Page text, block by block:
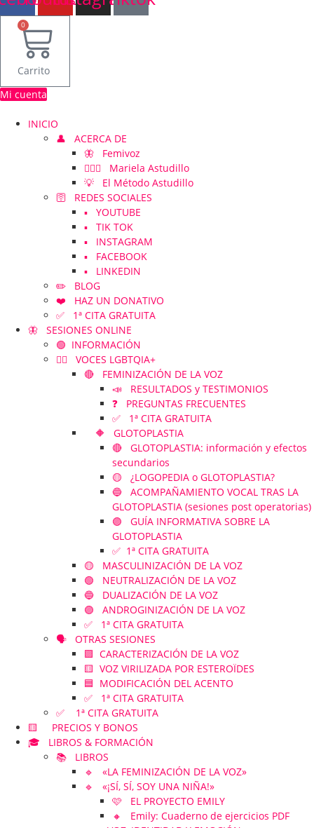
0
Carrito
Mi cuenta
INICIO
👤 ACERCA DE
🦋 Femivoz
👱🏻‍♀️ Mariela Astudillo
💡 El Método Astudillo
🛜 REDES SOCIALES
▪️ YOUTUBE
▪️ TIK TOK
▪️ INSTAGRAM
▪️ FACEBOOK
▪️ LINKEDIN
✏️ BLOG
❤️ HAZ UN DONATIVO
✅ 1ª CITA GRATUITA
🦋 SESIONES ONLINE
🟢 INFORMACIÓN
🏳️‍🌈 VOCES LGBTQIA+
🔴 FEMINIZACIÓN DE LA VOZ
📣 RESULTADOS y TESTIMONIOS
❓ PREGUNTAS FRECUENTES
✅ 1ª CITA GRATUITA
🔶 GLOTOPLASTIA
🔴 GLOTOPLASTIA: información y efectos
secundarios
🟡 ¿LOGOPEDIA o GLOTOPLASTIA?
🔵 ACOMPAÑAMIENTO VOCAL TRAS LA
GLOTOPLASTIA (sesiones post operatorias)
🟣 GUÍA INFORMATIVA SOBRE LA
GLOTOPLASTIA
✅ 1ª CITA GRATUITA
🟡 MASCULINIZACIÓN DE LA VOZ
🟢 NEUTRALIZACIÓN DE LA VOZ
🔵 DUALIZACIÓN DE LA VOZ
🟣 ANDROGINIZACIÓN DE LA VOZ
✅ 1ª CITA GRATUITA
🗣️ OTRAS SESIONES
🟪 CARACTERIZACIÓN DE LA VOZ
🟨 VOZ VIRILIZADA POR ESTEROÏDES
🟦 MODIFICACIÓN DEL ACENTO
✅ 1ª CITA GRATUITA
✅ 1ª CITA GRATUITA
🟨 PRECIOS Y BONOS
🎓 LIBROS & FORMACIÓN
📚 LIBROS
🔹 «LA FEMINIZACIÓN DE LA VOZ»
🔹 «¡SÍ, SÍ, SOY UNA NIÑA!»
🩷 EL PROYECTO EMILY
🔸 Emily: Cuaderno de ejercicios PDF